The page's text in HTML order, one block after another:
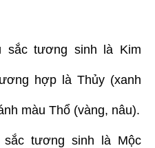
sắc tương sinh là Kim
hợp là Thủy (xanh
màu Thổ (vàng, nâu).
tương sinh là Mộc